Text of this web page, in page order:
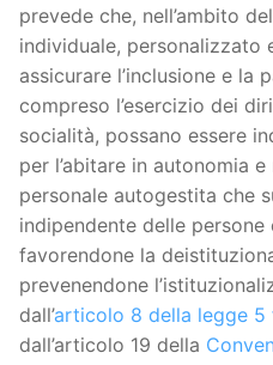
prevede che, nell’ambito
individuale,
assicurare l’inclusione e la
compreso l’esercizio dei
socialità, possano essere
per l’abitare in autonomia
personale autogestita che
indipendente delle
favorendone la
prevenendone
dall’articolo 8 della legge 5
dall’articolo 19 della